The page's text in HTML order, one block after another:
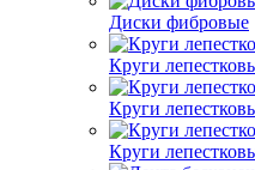
Диски фибровые
Круги
Круги
Круги